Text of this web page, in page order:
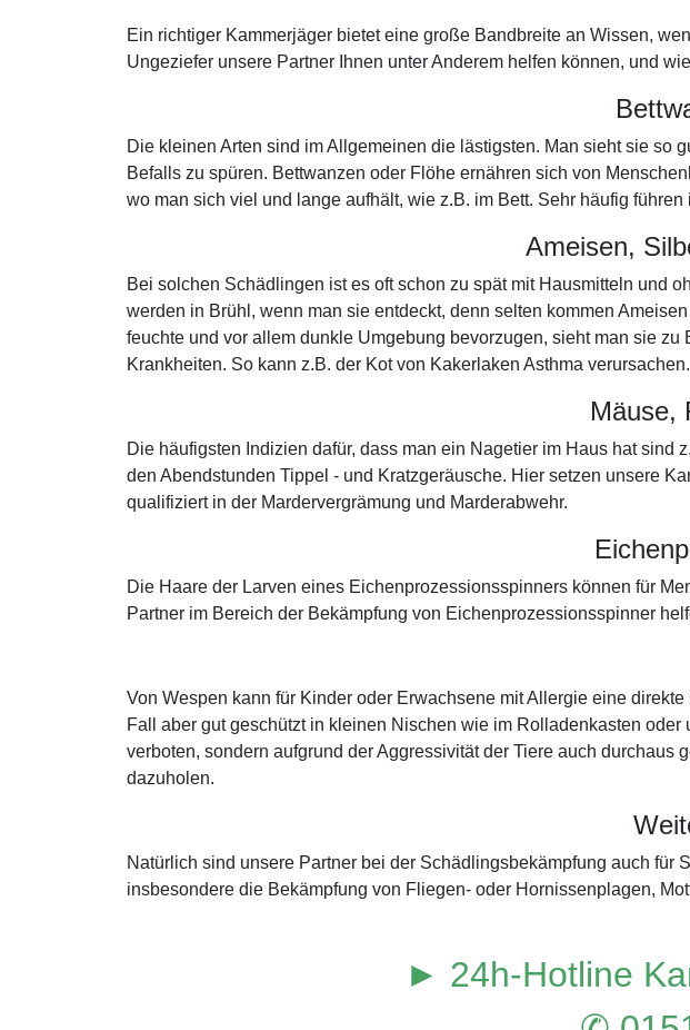
Ein richtiger Kammerjäger bietet eine große Bandbreite an Wissen,
Ungeziefer unsere Partner Ihnen unter Anderem helfen können, und
Die kleinen Arten sind im Allgemeinen die lästigsten. Man sieht sie so
Befalls zu spüren. Bettwanzen oder Flöhe ernähren sich von
wo man sich viel und lange aufhält, wie z.B. im Bett. Sehr häufig
Ameisen,
Bei solchen Schädlingen ist es oft schon zu spät mit Hausmitteln und
werden in Brühl, wenn man sie entdeckt, denn selten kommen
feuchte und vor allem dunkle Umgebung bevorzugen, sieht man sie
Krankheiten. So kann z.B. der Kot von Kakerlaken Asthma verursachen.
Mäuse,
Die häufigsten Indizien dafür, dass man ein Nagetier im Haus hat
den Abendstunden Tippel - und Kratzgeräusche. Hier setzen unsere
qualifiziert in der Mardervergrämung und Marderabwehr.
Die Haare der Larven eines Eichenprozessionsspinners können für
Partner im Bereich der Bekämpfung von Eichenprozessionsspinner
Von Wespen kann für Kinder oder Erwachsene mit Allergie eine
Fall aber gut geschützt in kleinen Nischen wie im Rolladenkasten
verboten, sondern aufgrund der Aggressivität der Tiere auch
dazuholen.
Natürlich sind unsere Partner bei der Schädlingsbekämpfung auch
insbesondere die Bekämpfung von Fliegen- oder Hornissenplagen,
► 24h-Hotline